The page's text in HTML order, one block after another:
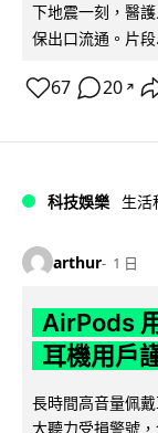
下地震一刻，醫
保出口流通。片
67 20 ↗
科技娛樂 生活
arthur 1 日
AirPods
耳機用戶
長時間高音量佩
大聽力受損警號